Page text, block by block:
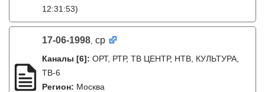
12:31:53)
17-06-1998, ср
Каналы [6]: ОРТ, РТР, ТВ ЦЕНТР, НТВ, КУЛЬТУРА,
ТВ-6
Регион: Москва